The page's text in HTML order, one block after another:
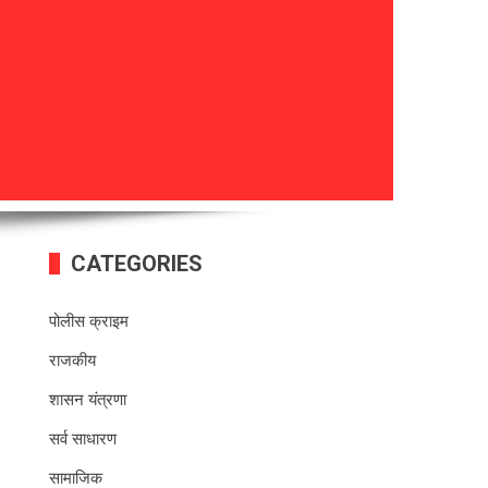
CATEGORIES
पोलीस क्राइम
राजकीय
शासन यंत्रणा
सर्व साधारण
सामाजिक